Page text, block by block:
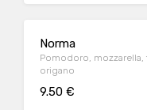
Norma
Pomodoro,
origano
9.50 €